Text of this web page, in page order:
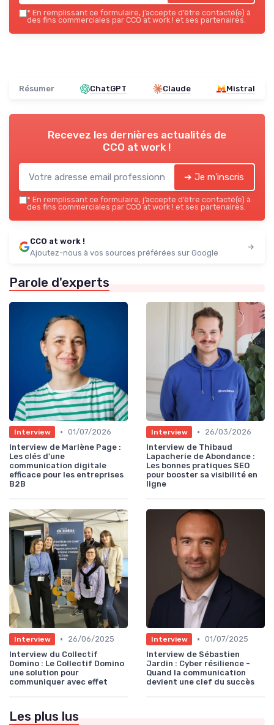
* En remplissant ce formulaire, j’accepte d’être contacté(e) à
des fins commerciales par CCO at work ! et ses partenaires.
Résumer ChatGPT Claude Mistral
Recevez les dernières actualités de
CCO at work !
➔ Je m'inscris
* En remplissant ce formulaire, j’accepte d’être contacté(e) à
des fins commerciales par CCO at work ! et ses partenaires.
CCO at work !
Ajoutez-nous à vos sources préférées sur Google
Parole d'experts
Interview • 01/07/2026
Interview de Marlène Page :
Les clés d'une
communication digitale
efficace pour les entreprises
B2B
Interview •
26/03/2026
Interview de Thibaud
Lapacherie de Abondance :
Les bonnes pratiques SEO
pour booster sa visibilité en
ligne
Interview •
26/06/2025
Interview du Collectif
Domino : Le Collectif Domino
une solution pour
communiquer avec effet
Interview • 01/07/2025
Interview de Sébastien
Jardin : Cyber résilience -
Quand la communication
devient une clef du succès
Les plus lus